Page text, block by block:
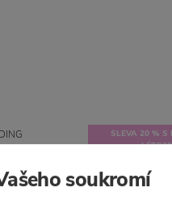
SLEVA 20 % S
LÉTO20
GARDEN
soukromí